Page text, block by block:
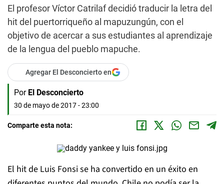
El profesor Víctor Catrilaf decidió traducir la letra del
hit del puertorriqueño al mapuzungún, con el
objetivo de acercar a sus estudiantes al aprendizaje
de la lengua del pueblo mapuche.
Agregar El Desconcierto en
Por El Desconcierto
30 de mayo de 2017 - 23:00
Comparte esta nota:
El hit de Luis Fonsi se ha convertido en un éxito en